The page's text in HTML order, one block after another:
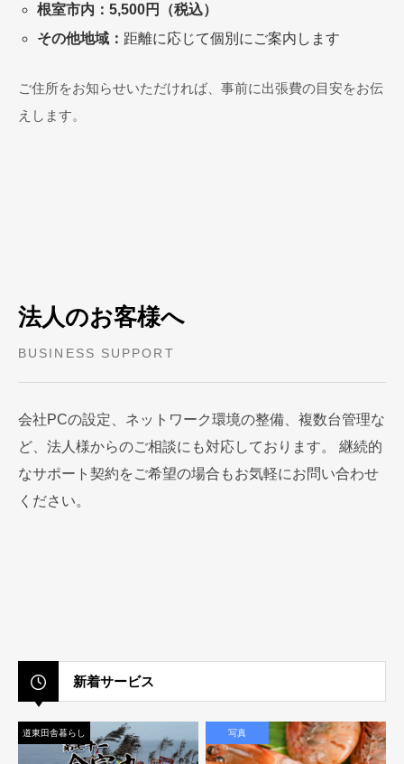
根室市内：5,500円（税込）
その他地域： 距離に応じて個別にご案内します
ご住所をお知らせいただければ、事前に出張費の目安をお伝
えします。
法人のお客様へ
BUSINESS SUPPORT
会社PCの設定、ネットワーク環境の整備、複数台管理な
ど、法人様からのご相談にも対応しております。 継続的
なサポート契約をご希望の場合もお気軽にお問い合わせ
ください。
新着サービス
道東田舎暮らし 写真